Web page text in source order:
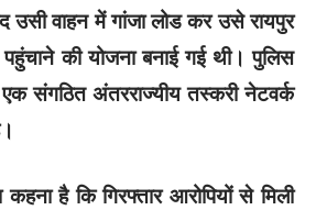
उसी वाहन में गांजा लोड कर उसे रायपुर
की योजना बनाई गई थी। पुलिस
संगठित अंतरराज्यीय तस्करी नेटवर्क
है कि गिरफ्तार आरोपियों से मिली